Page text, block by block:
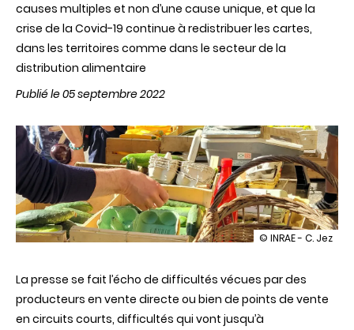
causes multiples et non d’une cause unique, et que la
crise de la Covid-19 continue à redistribuer les cartes,
dans les territoires comme dans le secteur de la
distribution alimentaire
Publié le 05 septembre 2022
illustration
:
déceptions
mais
© INRAE - C. Jez
La presse se fait l’écho de difficultés vécues par des
producteurs en vente directe ou bien de points de vente
en circuits courts, difficultés qui vont jusqu’à